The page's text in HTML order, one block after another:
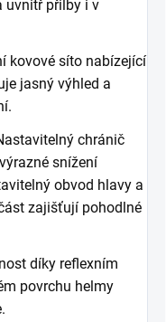
uvnitř přilby i v
kovové síto nabízející
jasný výhled a
chránič
snížení
obvod hlavy a
zajišťují pohodlné
díky reflexním
povrchu helmy